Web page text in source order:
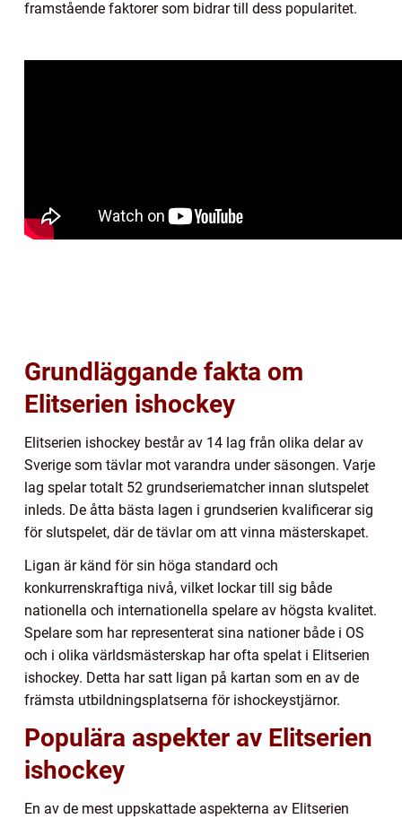
framstående faktorer som bidrar till dess popularitet.
Grundläggande fakta om
Elitserien ishockey
Elitserien ishockey består av 14 lag från olika delar av
Sverige som tävlar mot varandra under säsongen. Varje
lag spelar totalt 52 grundseriematcher innan slutspelet
inleds. De åtta bästa lagen i grundserien kvalificerar sig
för slutspelet, där de tävlar om att vinna mästerskapet.
Ligan är känd för sin höga standard och
konkurrenskraftiga nivå, vilket lockar till sig både
nationella och internationella spelare av högsta kvalitet.
Spelare som har representerat sina nationer både i OS
och i olika världsmästerskap har ofta spelat i Elitserien
ishockey. Detta har satt ligan på kartan som en av de
främsta utbildningsplatserna för ishockeystjärnor.
Populära aspekter av Elitserien
ishockey
En av de mest uppskattade aspekterna av Elitserien